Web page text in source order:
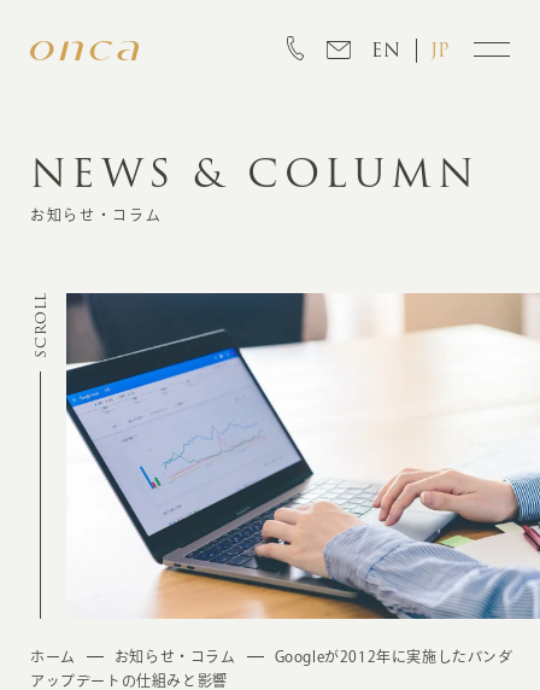
EN JP
INFORMATION
CREATION
MARKETING
NEWS & COLUMN
お知らせ・コラム
SCROLL
ホーム お知らせ・コラム
Googleが2012年に実施したパンダ
アップデートの仕組みと影響